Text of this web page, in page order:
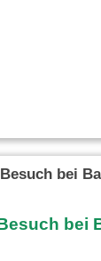
Besuch bei